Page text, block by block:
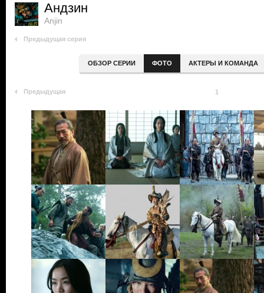
Андзин
Anjin
Предыдущая серия
ОБЗОР СЕРИИ ФОТО АКТЕРЫ И КОМАНДА
Предыдущая 1